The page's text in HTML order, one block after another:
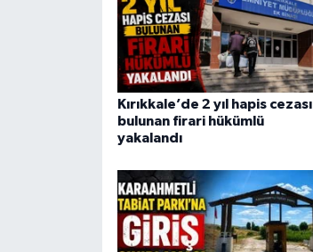
Kırıkkale’de 2 yıl hapis cezası
bulunan firari hükümlü
yakalandı